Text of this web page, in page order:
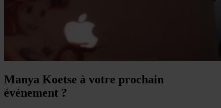
Manya Koetse à votre prochain
événement ?